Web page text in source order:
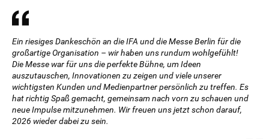
Ein riesiges Dankeschön an die IFA und die Messe Berlin für die
großartige Organisation – wir haben uns rundum wohlgefühlt!
Die Messe war für uns die perfekte Bühne, um Ideen
auszutauschen, Innovationen zu zeigen und viele unserer
wichtigsten Kunden und Medienpartner persönlich zu treffen. Es
hat richtig Spaß gemacht, gemeinsam nach vorn zu schauen und
neue Impulse mitzunehmen. Wir freuen uns jetzt schon darauf,
2026 wieder dabei zu sein.